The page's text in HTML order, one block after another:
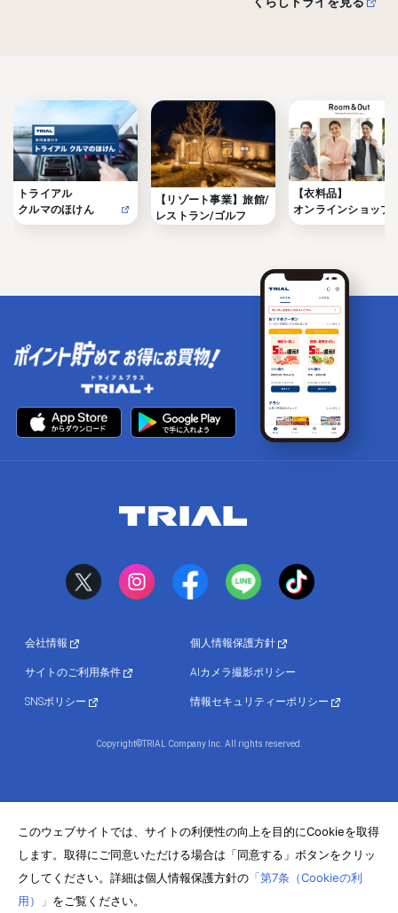
トライアル
クルマのほけん
【リゾート事業】旅館/
レストラン/ゴルフ
【衣料品】
オンラインショップ
会社情報 個人情報保護方針
サイトのご利用条件 AIカメラ撮影ポリシー
SNSポリシー 情報セキュリティーポリシー
Copyright©TRIAL Company Inc. All rights reserved.
このウェブサイトでは、サイトの利便性の向上を目的にCookieを取得
します。取得にご同意いただける場合は「同意する」ボタンをクリッ
クしてください。詳細は個人情報保護方針の 「第7条（Cookieの利
用）」 をご覧ください。